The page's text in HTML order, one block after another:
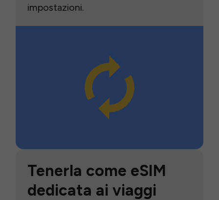
impostazioni.
Tenerla come eSIM
dedicata ai viaggi